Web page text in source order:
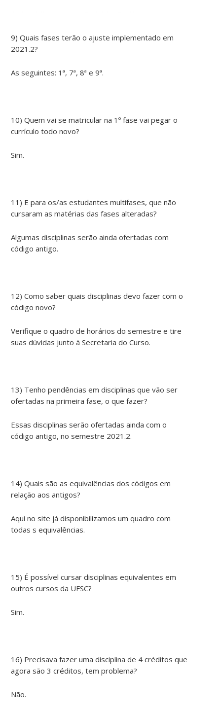
9) Quais fases terão o ajuste implementado em
2021.2?
As seguintes: 1ª, 7ª, 8ª e 9ª.
10) Quem vai se matricular na 1º fase vai pegar o
currículo todo novo?
Sim.
11) E para os/as estudantes multifases, que não
cursaram as matérias das fases alteradas?
Algumas disciplinas serão ainda ofertadas com
código antigo.
12) Como saber quais disciplinas devo fazer com o
código novo?
Verifique o quadro de horários do semestre e tire
suas dúvidas junto à Secretaria do Curso.
13) Tenho pendências em disciplinas que vão ser
ofertadas na primeira fase, o que fazer?
Essas disciplinas serão ofertadas ainda com o
código antigo, no semestre 2021.2.
14) Quais são as equivalências dos códigos em
relação aos antigos?
Aqui no site já disponibilizamos um quadro com
todas s equivalências.
15) É possível cursar disciplinas equivalentes em
outros cursos da UFSC?
Sim.
16) Precisava fazer uma disciplina de 4 créditos que
agora são 3 créditos, tem problema?
Não.